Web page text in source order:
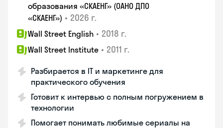
образования «СКАЕНГ» (ОАНО ДПО
«СКАЕНГ») • 2026 г.
Wall Street English • 2018 г.
Wall Street Institute • 2011 г.
Разбирается в IT и маркетинге для
практического обучения
Готовит к интервью с полным погружением в
технологии
Помогает понимать любимые сериалы на